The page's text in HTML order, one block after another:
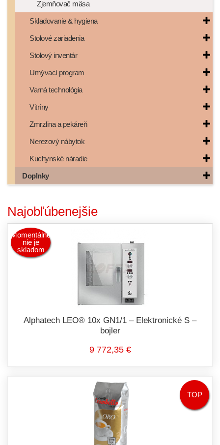
Zjemňovač mäsa
Skladovanie & hygiena
Stolové zariadenia
Stolový inventár
Umývací program
Varná technológia
Vitríny
Zmrzlina a pekáreň
Nerezový nábytok
Kuchynské náradie
Doplnky
Najobľúbenejšie
Momentálne
nie je
skladom
Alphatech LEO® 10x GN1/1 – Elektronické S –
bojler
9 772,35 €
TOP